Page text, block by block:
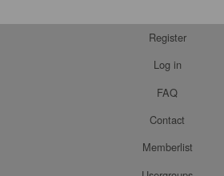
Register
Log in
FAQ
Contact
Memberlist